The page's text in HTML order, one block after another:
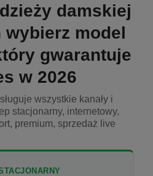
damskiej
wybierz model
gwarantuje
w 2026
wszystkie kanały i
stacjonarny, internetowy,
premium, sprzedaż live